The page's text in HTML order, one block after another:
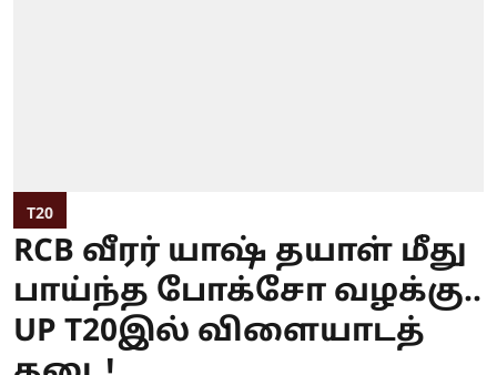
T20
RCB வீரர் யாஷ் தயாள் மீது
பாய்ந்த போக்சோ வழக்கு..
UP T20இல் விளையாடத்